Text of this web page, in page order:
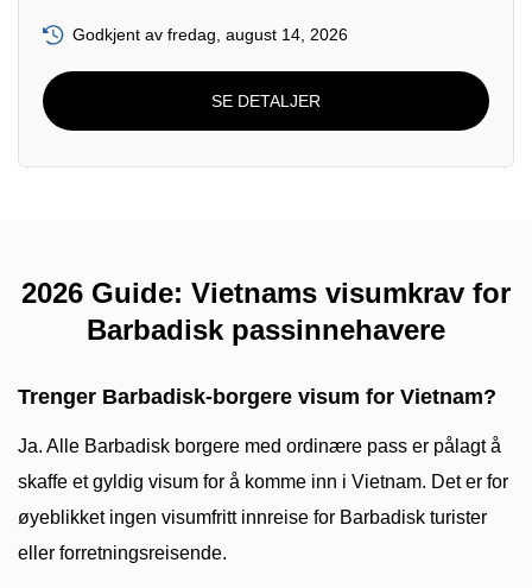
Godkjent av fredag, august 14, 2026
SE DETALJER
2026 Guide: Vietnams visumkrav for
Barbadisk passinnehavere
Trenger Barbadisk-borgere visum for Vietnam?
Ja. Alle Barbadisk borgere med ordinære pass er pålagt å
skaffe et gyldig visum for å komme inn i Vietnam. Det er for
øyeblikket ingen visumfritt innreise for Barbadisk turister
eller forretningsreisende.